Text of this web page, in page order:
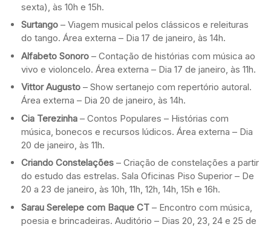
sexta), às 10h e 15h.
Surtango – Viagem musical pelos clássicos e releituras
do tango. Área externa – Dia 17 de janeiro, às 14h.
Alfabeto Sonoro – Contação de histórias com música ao
vivo e violoncelo. Área externa – Dia 17 de janeiro, às 11h.
Vittor Augusto – Show sertanejo com repertório autoral.
Área externa – Dia 20 de janeiro, às 14h.
Cia Terezinha – Contos Populares – Histórias com
música, bonecos e recursos lúdicos. Área externa – Dia
20 de janeiro, às 11h.
Criando Constelações – Criação de constelações a partir
do estudo das estrelas. Sala Oficinas Piso Superior – De
20 a 23 de janeiro, às 10h, 11h, 12h, 14h, 15h e 16h.
Sarau Serelepe com Baque CT – Encontro com música,
poesia e brincadeiras. Auditório – Dias 20, 23, 24 e 25 de